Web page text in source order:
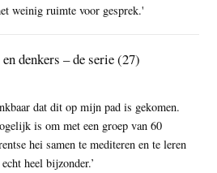
weinig ruimte voor gesprek.'
denkers – de serie (27)
dat dit op mijn pad is gekomen.
is om met een groep van 60
hei samen te mediteren en te leren
heel bijzonder.’